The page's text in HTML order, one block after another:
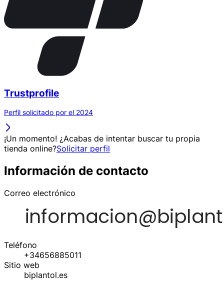
Trustprofile
Perfil solicitado por el 2024
¡Un momento! ¿Acabas de intentar buscar tu propia
tienda online?Solicitar perfil
Información de contacto
Correo electrónico
Teléfono
+34656885011
Sitio web
biplantol.es